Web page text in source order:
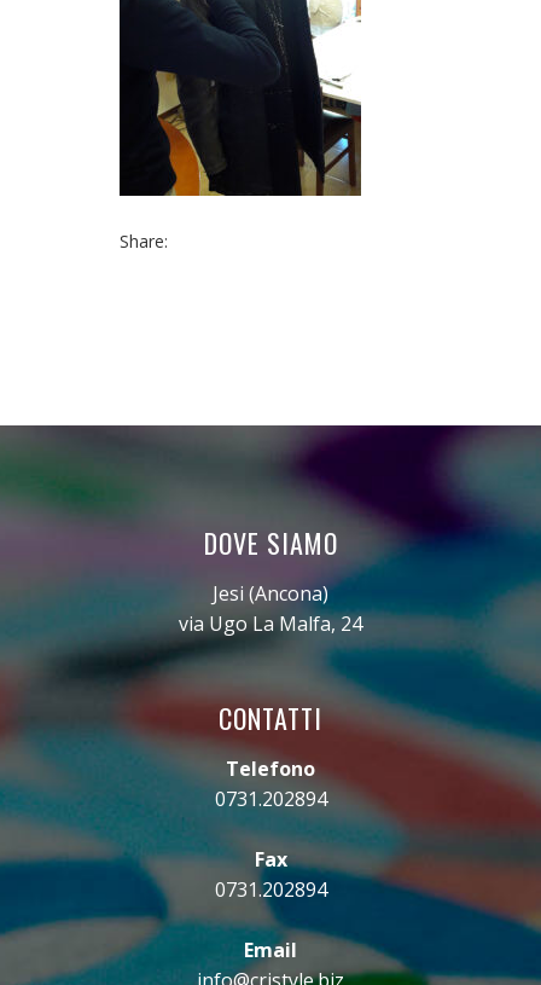
Share:
DOVE SIAMO
Jesi (Ancona)
via Ugo La Malfa, 24
CONTATTI
Telefono
0731.202894
Fax
0731.202894
Email